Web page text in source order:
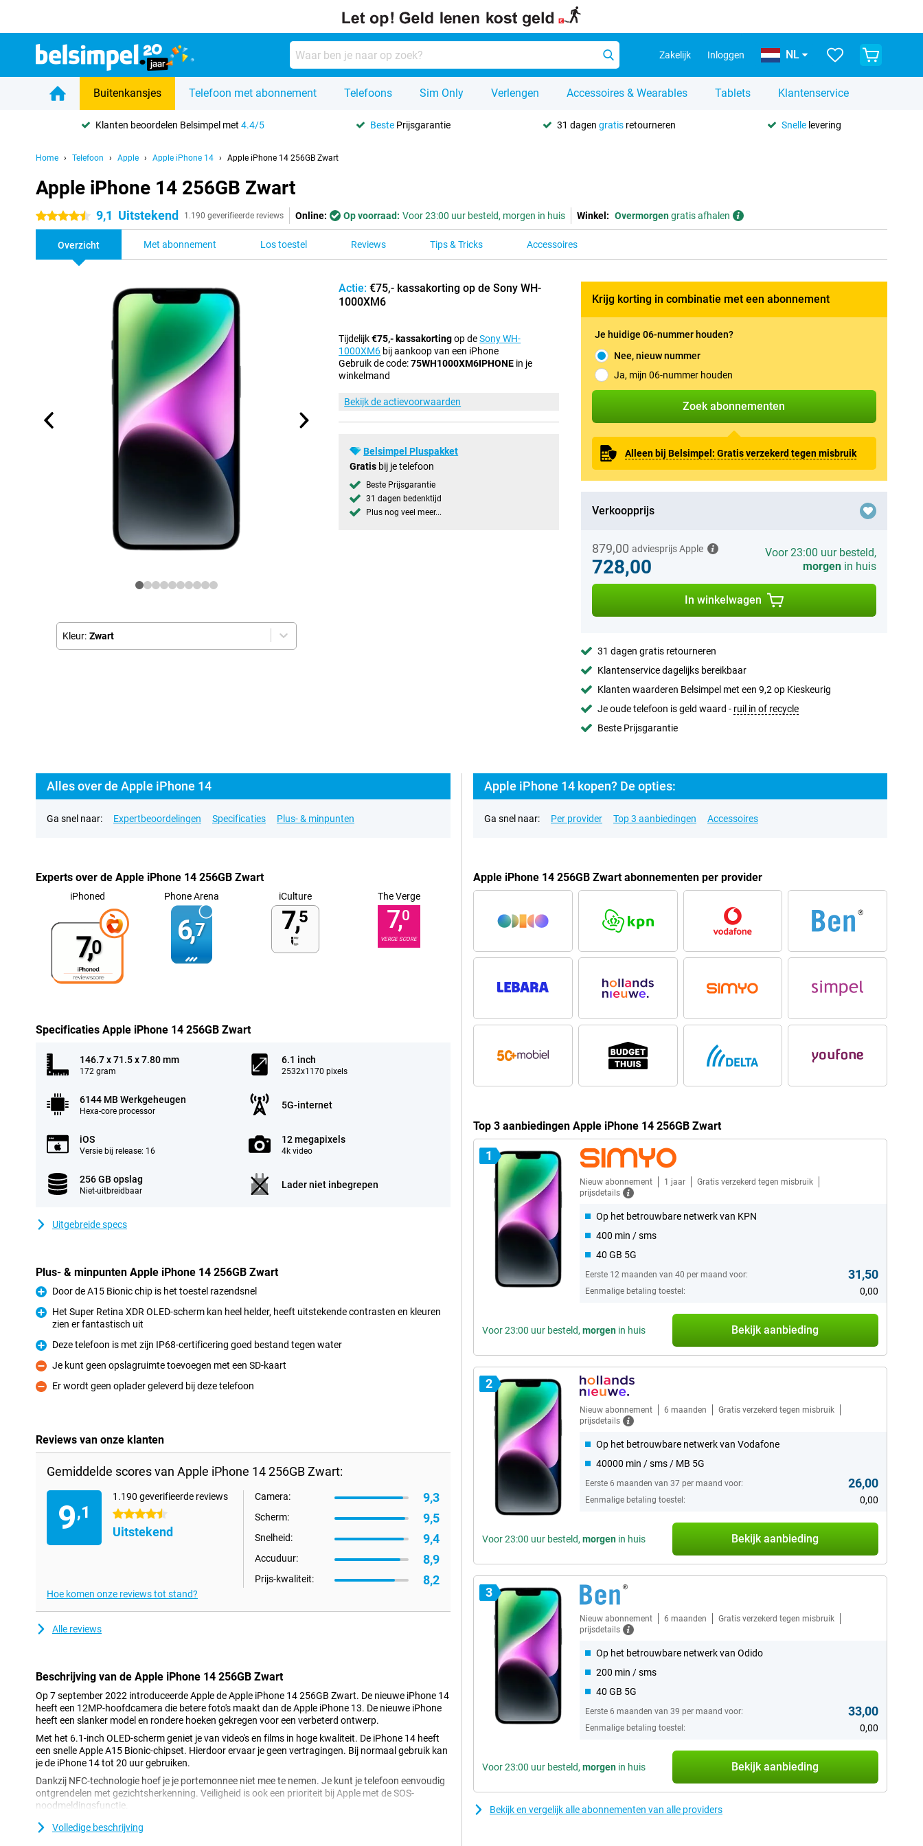
Zakelijk Inloggen NL
Buitenkansjes Telefoon met abonnement Telefoons Sim Only Verlengen Accessoires & Wearables Tablets Klantenservice
Klanten beoordelen Belsimpel met4.4/5 Beste Prijsgarantie 31 dagen gratisretourneren Snellelevering
Home Telefoon Apple Apple iPhone 14 Apple iPhone 14 256GB Zwart
Apple iPhone 14 256GB Zwart
4.5 sterren 9,1 Uitstekend 1.190 geverifieerde reviews Online: Op voorraad: Voor 23:00 uur besteld, morgen in huis Winkel: Overmorgengratis afhalen
Overzicht Met abonnement Los toestel Reviews Tips & Tricks Accessoires
Kleur: Zwart
Actie: €75,- kassakorting op de Sony WH-
1000XM6
Tijdelijk€75,- kassakortingop deSony WH-
1000XM6 bij aankoop van een iPhone
Gebruik de code:75WH1000XM6IPHONE in je
winkelmand
Bekijk de actievoorwaarden
Belsimpel Pluspakket
Gratis bij je telefoon
Beste Prijsgarantie
31 dagen bedenktijd
Plus nog veel meer...
Krijg korting in combinatie met een abonnement
Je huidige 06-nummer houden?
Nee, nieuw nummer
Ja, mijn 06-nummer houden
Zoek abonnementen
Alleen bij Belsimpel: Gratis verzekerd tegen misbruik
Verkoopprijs
879,00 adviesprijs Apple
728,00
Voor 23:00 uur besteld,
morgenin huis
In winkelwagen
31 dagen gratis retourneren
Klantenservice dagelijks bereikbaar
Klanten waarderen Belsimpel met een 9,2 op Kieskeurig
Je oude telefoon is geld waard - ruil in of recycle
Beste Prijsgarantie
Alles over de Apple iPhone 14
Ga snel naar: Expertbeoordelingen Specificaties Plus- & minpunten
Experts over de Apple iPhone 14 256GB Zwart
iPhoned
7,0
Phone Arena
6,7
iCulture
7,5
The Verge
7,0
VERGE SCORE
Specificaties Apple iPhone 14 256GB Zwart
146.7 x 71.5 x 7.80 mm
172 gram
6.1 inch
2532x1170 pixels
6144 MB Werkgeheugen
Hexa-core processor
5G-internet
iOS
Versie bij release: 16
12 megapixels
4k video
256 GB opslag
Niet-uitbreidbaar
Lader niet inbegrepen
Uitgebreide specs
Plus- & minpunten Apple iPhone 14 256GB Zwart
Pluspunt
Door de A15 Bionic chip is het toestel razendsnel
Pluspunt
Het Super Retina XDR OLED-scherm kan heel helder, heeft uitstekende contrasten en kleuren
zien er fantastisch uit
Pluspunt
Deze telefoon is met zijn IP68-certificering goed bestand tegen water
Minpunt
Je kunt geen opslagruimte toevoegen met een SD-kaart
Minpunt
Er wordt geen oplader geleverd bij deze telefoon
Reviews van onze klanten
Gemiddelde scores van Apple iPhone 14 256GB Zwart:
9,1
1.190 geverifieerde reviews
4.5 sterren
Uitstekend
Camera: 9,3
Scherm: 9,5
Snelheid: 9,4
Accuduur: 8,9
Prijs-kwaliteit: 8,2
Hoe komen onze reviews tot stand?
Alle reviews
Beschrijving van de Apple iPhone 14 256GB Zwart
Op 7 september 2022 introduceerde Apple de Apple iPhone 14 256GB Zwart. De nieuwe iPhone 14
heeft een 12MP-hoofdcamera die betere foto's maakt dan de Apple iPhone 13. De nieuwe iPhone
heeft een slanker model en rondere hoeken gekregen voor een verbeterd ontwerp.
Met het 6.1-inch OLED-scherm geniet je van video's en films in hoge kwaliteit. De iPhone 14 heeft
een snelle Apple A15 Bionic-chipset. Hierdoor ervaar je geen vertragingen. Bij normaal gebruik kan
je de iPhone 14 tot 20 uur gebruiken.
Dankzij NFC-technologie hoef je je portemonnee niet mee te nemen. Je kunt je telefoon eenvoudig
ontgrendelen met gezichtsherkenning. Veiligheid is ook een prioriteit bij Apple met de SOS-
noodmeldingsfunctie.
De beste foto’s
Volledige beschrijving
Apple iPhone 14 kopen? De opties:
Ga snel naar: Per provider Top 3 aanbiedingen Accessoires
Apple iPhone 14 256GB Zwart abonnementen per provider
Top 3 aanbiedingen Apple iPhone 14 256GB Zwart
1
Nieuw abonnement 1 jaar
Gratis verzekerd tegen misbruik
prijsdetails
Op het betrouwbare netwerk van KPN
400 min / sms
40 GB 5G
Eerste 12 maanden van 40 per maand voor: 31,50
Eenmalige betaling toestel: 0,00
Voor 23:00 uur besteld, morgen in huis Bekijk aanbieding
2
Nieuw abonnement 6 maanden
Gratis verzekerd tegen misbruik
prijsdetails
Op het betrouwbare netwerk van Vodafone
40000 min / sms / MB 5G
Eerste 6 maanden van 37 per maand voor: 26,00
Eenmalige betaling toestel: 0,00
Voor 23:00 uur besteld, morgen in huis Bekijk aanbieding
3
Nieuw abonnement 6 maanden
Gratis verzekerd tegen misbruik
prijsdetails
Op het betrouwbare netwerk van Odido
200 min / sms
40 GB 5G
Eerste 6 maanden van 39 per maand voor: 33,00
Eenmalige betaling toestel: 0,00
Voor 23:00 uur besteld, morgen in huis Bekijk aanbieding
Bekijk en vergelijk alle abonnementen van alle providers